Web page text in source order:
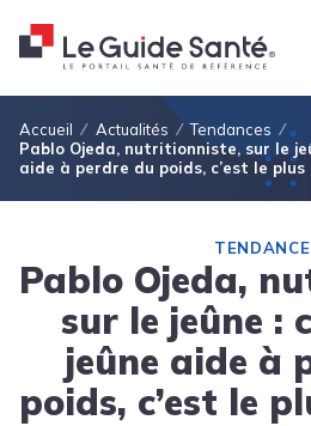
Fil d'Ariane
Accueil Actualités
Tendances
Pablo Ojeda, nutritionniste, sur le
aide à perdre du poids, c’est le plus
Pablo Ojeda,
sur le jeûne :
jeûne aide à
poids, c’est le